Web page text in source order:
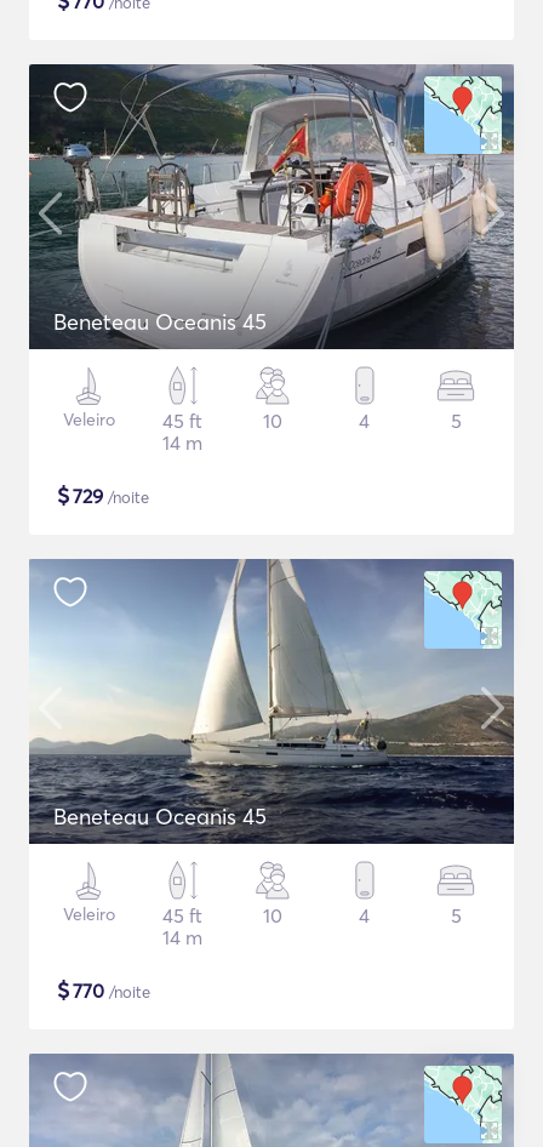
Beneteau Oceanis 45
Veleiro
45 ft
14 m
10 4 5
$729 /noite
Beneteau Oceanis 45
Veleiro
45 ft
14 m
10 4 5
$770 /noite